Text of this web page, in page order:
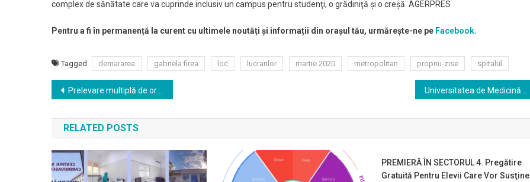
complex de sănătate care va cuprinde inclusiv un campus pentru studenţi, o grădiniţă şi o creşă. AGERPRES
Pentru a fi în permanență la curent cu ultimele noutăți și informații din orașul tău, urmărește-ne pe Facebook.
Tagged demararea gabriela firea loc lucrarilor martie 2020 metropolitan propriu-zise spitalul
Navigare
în
articole
Prelevare multiplă de organe la Spitalul Universitar București. Vor fi salvați cel puțin 4 pacienți
RELATED POSTS
PREMIERĂ ÎN SECTORUL 4. Pregătire
Gratuită Pentru Elevii Care Vor Susţine